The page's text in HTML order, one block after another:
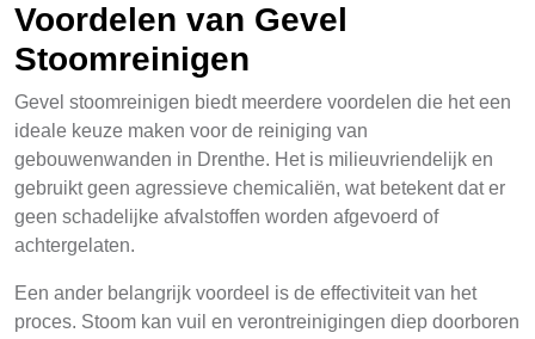
Voordelen van Gevel
Stoomreinigen
Gevel stoomreinigen biedt meerdere voordelen die het een
ideale keuze maken voor de reiniging van
gebouwenwanden in Drenthe. Het is milieuvriendelijk en
gebruikt geen agressieve chemicaliën, wat betekent dat er
geen schadelijke afvalstoffen worden afgevoerd of
achtergelaten.
Een ander belangrijk voordeel is de effectiviteit van het
proces. Stoom kan vuil en verontreinigingen diep doorboren